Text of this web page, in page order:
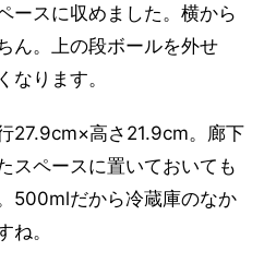
ースに収めました。横から
ん。上の段ボールを外せ
なります。
27.9cm×高さ21.9cm。廊下
スペースに置いておいても
500mlだから冷蔵庫のなか
ね。